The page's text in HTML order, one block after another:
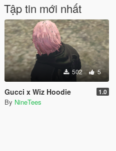
Tập tin mới nhất
502 5
Gucci x Wiz Hoodie 1.0
By NineTees